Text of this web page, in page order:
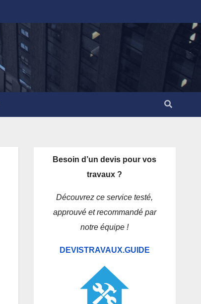
Besoin d’un devis pour vos
travaux ?
Découvrez ce service testé,
approuvé et recommandé par
notre équipe !
DEVISTRAVAUX.GUIDE